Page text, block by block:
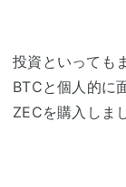
投資といっても
BTCと個人的に
ZECを購入しま